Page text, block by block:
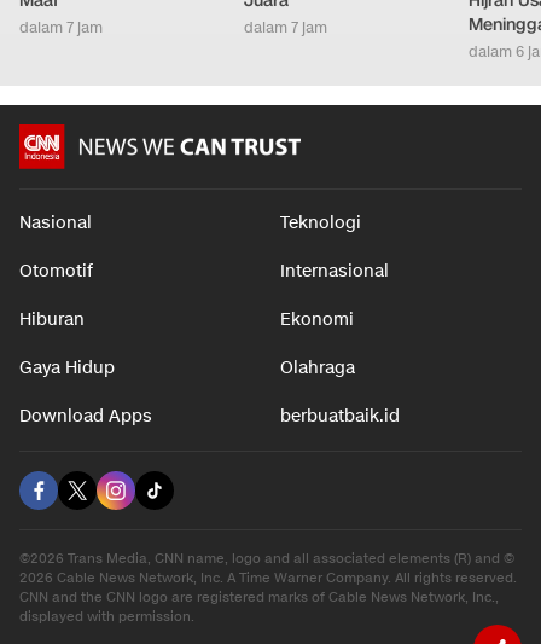
dalam 7 jam dalam 7 jam
dalam 6
Nasional Teknologi
Otomotif Internasional
Hiburan Ekonomi
Gaya Hidup Olahraga
Download Apps berbuatbaik.id
©2026 Trans Media, CNN name, logo and all associated elements (R) and ©
2026 Cable News Network, Inc. A Time Warner Company. All rights reserved.
CNN and the CNN logo are registered marks of Cable News Network, Inc.,
displayed with permission.